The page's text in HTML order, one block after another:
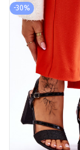
-30%